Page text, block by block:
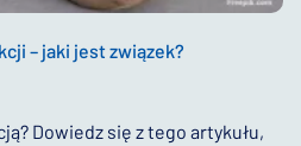
– jaki jest związek?
Dowiedz się z tego artykułu,